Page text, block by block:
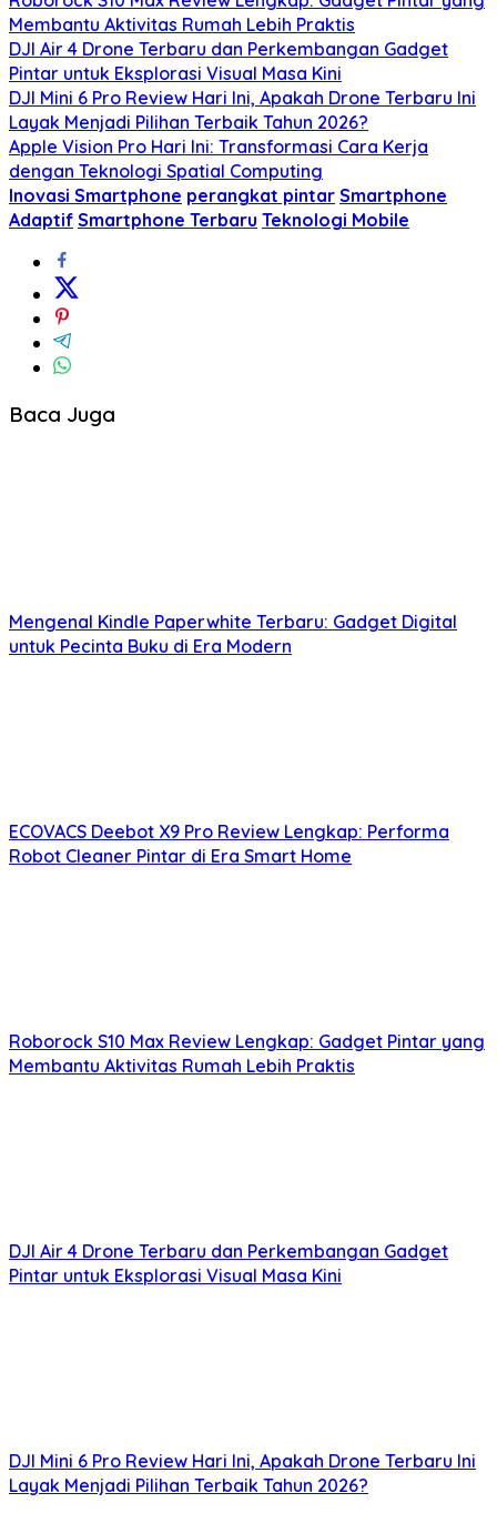
Membantu Aktivitas Rumah Lebih Praktis
DJI Air 4 Drone Terbaru dan Perkembangan Gadget
Pintar untuk Eksplorasi Visual Masa Kini
DJI Mini 6 Pro Review Hari Ini, Apakah Drone Terbaru Ini
Layak Menjadi Pilihan Terbaik Tahun 2026?
Apple Vision Pro Hari Ini: Transformasi Cara Kerja
dengan Teknologi Spatial Computing
Inovasi Smartphone perangkat pintar Smartphone
Adaptif Smartphone Terbaru Teknologi Mobile
Baca Juga
Mengenal Kindle Paperwhite Terbaru: Gadget Digital
untuk Pecinta Buku di Era Modern
ECOVACS Deebot X9 Pro Review Lengkap: Performa
Robot Cleaner Pintar di Era Smart Home
Roborock S10 Max Review Lengkap: Gadget Pintar yang
Membantu Aktivitas Rumah Lebih Praktis
DJI Air 4 Drone Terbaru dan Perkembangan Gadget
Pintar untuk Eksplorasi Visual Masa Kini
DJI Mini 6 Pro Review Hari Ini, Apakah Drone Terbaru Ini
Layak Menjadi Pilihan Terbaik Tahun 2026?